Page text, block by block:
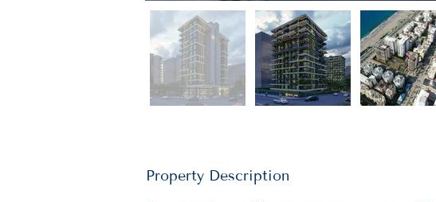
Property Description